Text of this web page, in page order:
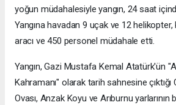
yoğun müdahalesiyle yangın, 24 saat
Yangına havadan 9 uçak ve 12
aracı ve 450 personel müdahale etti.
Yangın, Gazi Mustafa Kemal Atatürk'ün
Kahramanı" olarak tarih sahnesine çıktığı
Ovası, Anzak Koyu ve Arıburnu yarlarının